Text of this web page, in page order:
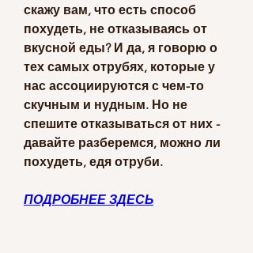
скажу вам, что есть способ
похудеть, не отказываясь от
вкусной еды? И да, я говорю о
тех самых отрубях, которые у
нас ассоциируются с чем-то
скучным и нудным. Но не
спешите отказываться от них -
давайте разберемся, можно ли
похудеть, едя отруби.
ПОДРОБНЕЕ ЗДЕСЬ